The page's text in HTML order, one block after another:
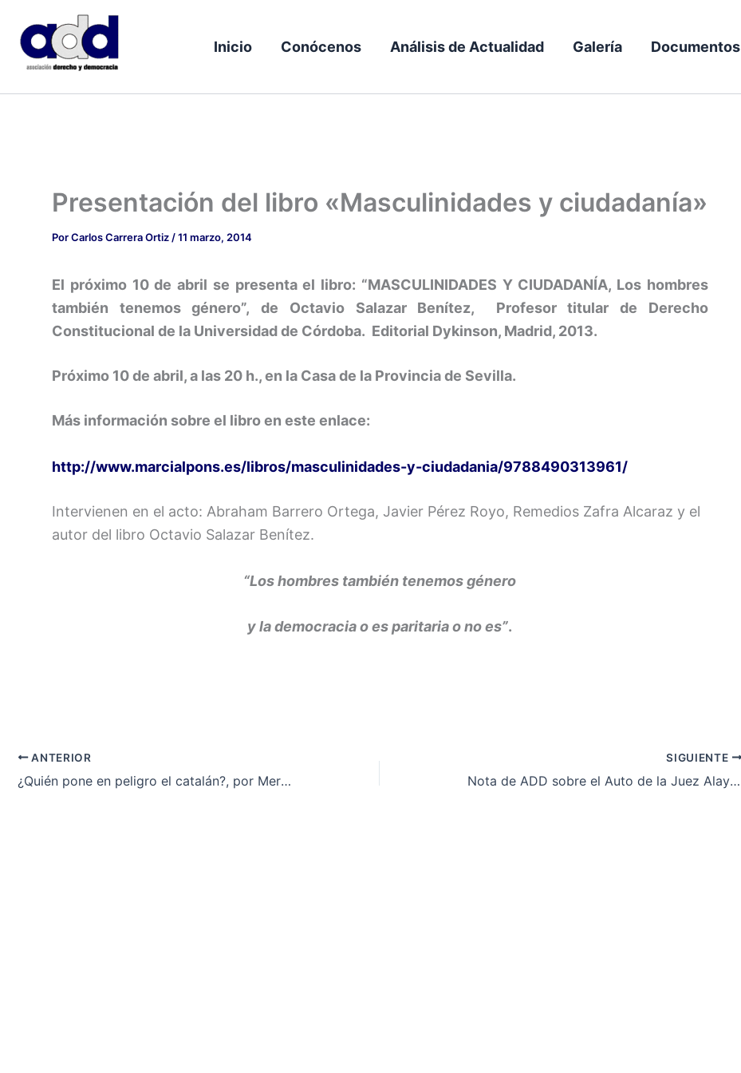
contenido
Inicio Conócenos Análisis de Actualidad Galería Documentos
Presentación del libro «Masculinidades y ciudadanía»
PorCarlos Carrera Ortiz /11 marzo, 2014
El próximo 10 de abril se presenta el libro: “MASCULINIDADES Y CIUDADANÍA, Los hombres
también tenemos género”,de Octavio Salazar Benítez, Profesor titular de Derecho
Constitucional de la Universidad de Córdoba. Editorial Dykinson, Madrid, 2013.
Próximo 10 de abril, a las 20 h., en la Casa de la Provincia de Sevilla.
Más información sobre el libro en este enlace:
http://www.marcialpons.es/libros/masculinidades-y-ciudadania/9788490313961/
Intervienen en el acto: Abraham Barrero Ortega, Javier Pérez Royo, Remedios Zafra Alcaraz y el
autor del libro Octavio Salazar Benítez.
“Los hombres también tenemos género
y la democracia o es paritaria o no es”.
ANTERIOR
¿Quién pone en peligro el catalán?, por Mercè Vilarrubias
SIGUIENTE
Nota de ADD sobre el Auto de la Juez Alaya de 3-3-14